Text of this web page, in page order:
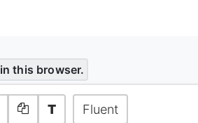
this browser.
T Fluent